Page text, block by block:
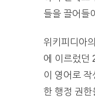
들을 끌어들
위키피디아
에 이르렀던
이 영어로
한 행정 권한